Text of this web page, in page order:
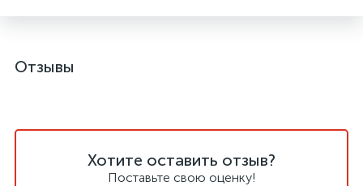
Отзывы
Хотите оставить отзыв?
Поставьте свою оценку!